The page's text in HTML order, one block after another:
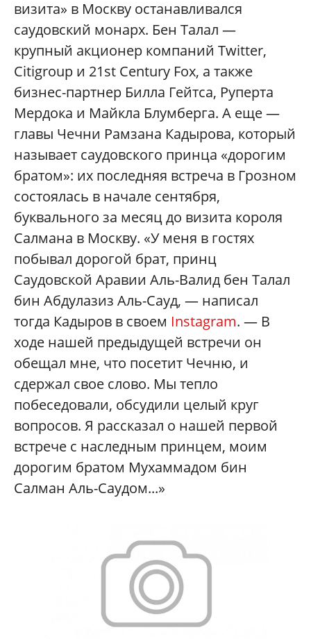
визита» в Москву останавливался
саудовский монарх. Бен Талал —
крупный акционер компаний Twitter,
Citigroup и 21st Century Fox, а также
бизнес-партнер Билла Гейтса, Руперта
Мердока и Майкла Блумберга. А еще —
главы Чечни Рамзана Кадырова, который
называет саудовского принца «дорогим
братом»: их последняя встреча в Грозном
состоялась в начале сентября,
буквального за месяц до визита короля
Салмана в Москву. «У меня в гостях
побывал дорогой брат, принц
Саудовской Аравии Аль-Валид бен Талал
бин Абдулазиз Аль-Сауд, — написал
тогда Кадыров в своем Instagram. — В
ходе нашей предыдущей встречи он
обещал мне, что посетит Чечню, и
сдержал свое слово. Мы тепло
побеседовали, обсудили целый круг
вопросов. Я рассказал о нашей первой
встрече с наследным принцем, моим
дорогим братом Мухаммадом бин
Салман Аль-Саудом...»